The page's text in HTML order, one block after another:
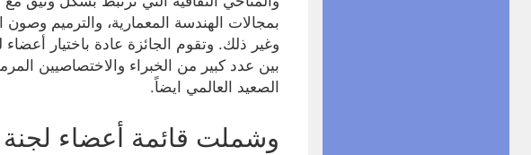
بمجالات الهندسة المعمارية، والترميم وصون
وغير ذلك. وتقوم الجائزة عادة باختيار
بين عدد كبير من الخبراء والاختصاصيين
الصعيد العالمي ايضاً.
وشملت قائمة أعضاء